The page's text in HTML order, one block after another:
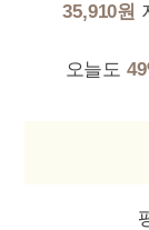
35,910원
오늘도